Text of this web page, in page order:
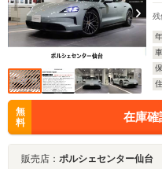
残
無
料
在庫確
販売店： ポルシェセンター仙台